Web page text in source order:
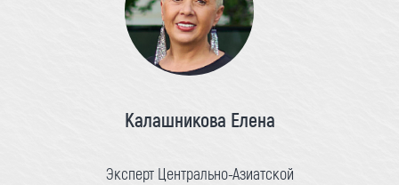
Калашникова Елена
Эксперт Центрально-Азиатской